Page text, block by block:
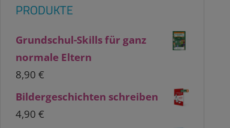
PRODUKTE
Grundschul-Skills für ganz
normale Eltern
8,90€
Bildergeschichten schreiben
4,90€